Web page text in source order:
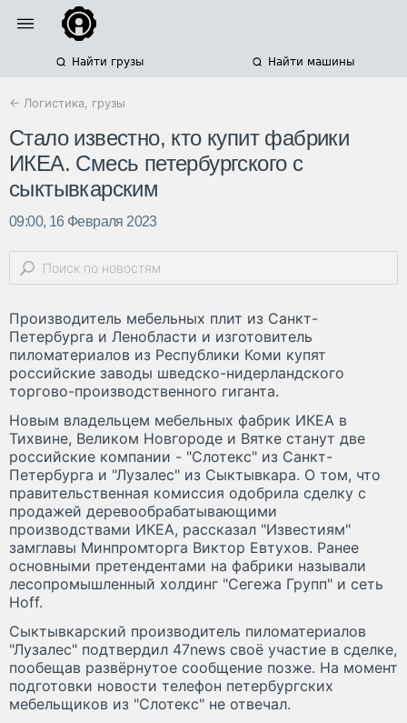
Найти грузы Найти машины
← Логистика, грузы
Стало известно, кто купит фабрики
ИКЕА. Смесь петербургского с
сыктывкарским
09:00, 16 Февраля 2023
Производитель мебельных плит из Санкт-
Петербурга и Ленобласти и изготовитель
пиломатериалов из Республики Коми купят
российские заводы шведско-нидерландского
торгово-производственного гиганта.
Новым владельцем мебельных фабрик ИКЕА в
Тихвине, Великом Новгороде и Вятке станут две
российские компании - "Слотекс" из Санкт-
Петербурга и "Лузалес" из Сыктывкара. О том, что
правительственная комиссия одобрила сделку с
продажей деревообрабатывающими
производствами ИКЕА, рассказал "Известиям"
замглавы Минпромторга Виктор Евтухов. Ранее
основными претендентами на фабрики называли
лесопромышленный холдинг "Сегежа Групп" и сеть
Hoff.
Сыктывкарский производитель пиломатериалов
"Лузалес" подтвердил 47news своё участие в сделке,
пообещав развёрнутое сообщение позже. На момент
подготовки новости телефон петербургских
мебельщиков из "Слотекс" не отвечал.